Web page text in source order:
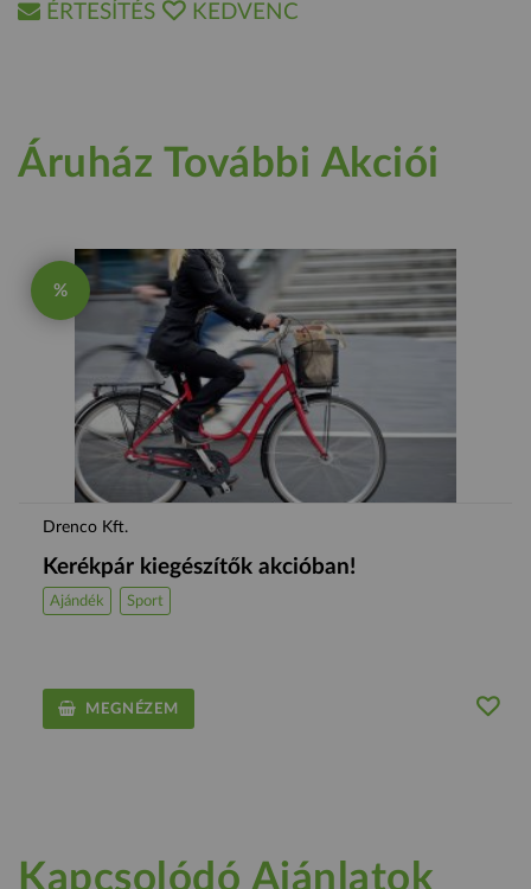
ÉRTESÍTÉS KEDVENC
Áruház További Akciói
%
Drenco Kft.
Kerékpár kiegészítők akcióban!
Ajándék Sport
MEGNÉZEM
Kapcsolódó Ajánlatok